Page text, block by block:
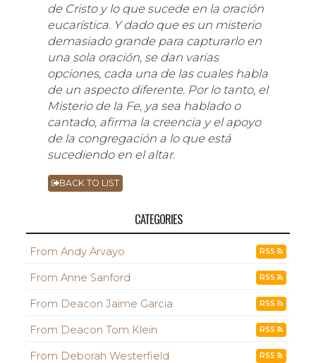
de Cristo y lo que sucede en la oración
eucarística. Y dado que es un misterio
demasiado grande para capturarlo en
una sola oración, se dan varias
opciones, cada una de las cuales habla
de un aspecto diferente. Por lo tanto, el
Misterio de la Fe, ya sea hablado o
cantado, afirma la creencia y el apoyo
de la congregación a lo que está
sucediendo en el altar.
BACK TO LIST
CATEGORIES
From Andy Arvayo RSS
From Anne Sanford RSS
From Deacon Jaime Garcia RSS
From Deacon Tom Klein RSS
From Deborah Westerfield RSS